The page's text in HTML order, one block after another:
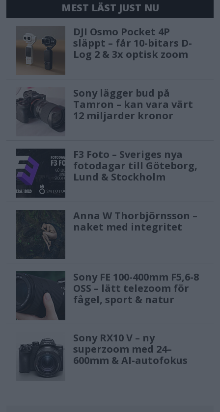
MEST LÄST JUST NU
DJI Osmo Pocket 4P
släppt – får 10-bitars D-
Log 2 & 3x optisk zoom
Sony lägger bud på
Tamron – kan vara värt
12 miljarder kronor
F3 Foto – Sveriges nya
fotodagar till Göteborg,
Lund & Stockholm
Anna W Thorbjörnsson –
naket med integritet
Sony FE 100-400mm F5,6-8
OSS – lätt telezoom för
fågel, sport & natur
Sony RX10 V – ny
superzoom med 24–
600mm & AI-autofokus